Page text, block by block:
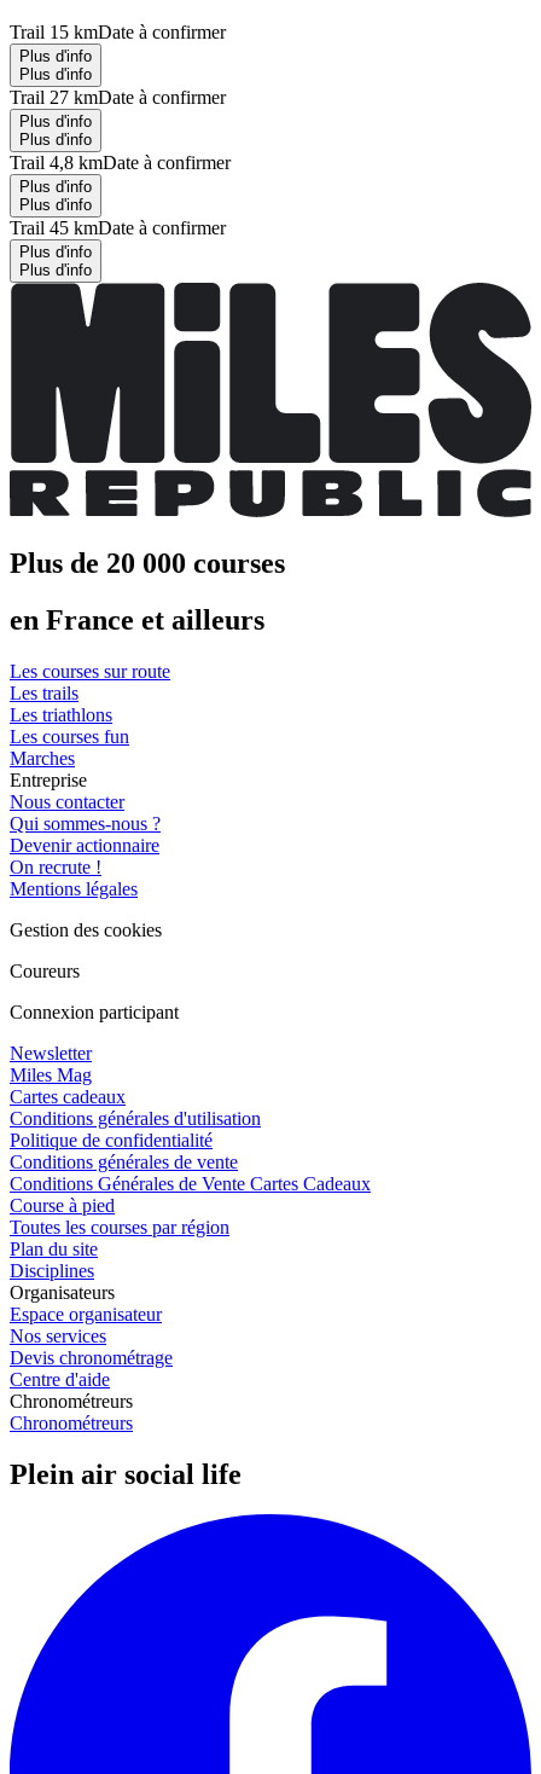
Trail 15 kmDate à confirmer
Plus d'info
Plus d'info
Trail 27 kmDate à confirmer
Plus d'info
Plus d'info
Trail 4,8 kmDate à confirmer
Plus d'info
Plus d'info
Trail 45 kmDate à confirmer
Plus d'info
Plus d'info
Plus de 20 000 courses
en France et ailleurs
Les courses sur route
Les trails
Les triathlons
Les courses fun
Marches
Entreprise
Nous contacter
Qui sommes-nous ?
Devenir actionnaire
On recrute !
Mentions légales
Gestion des cookies
Coureurs
Connexion participant
Newsletter
Miles Mag
Cartes cadeaux
Conditions générales d'utilisation
Politique de confidentialité
Conditions générales de vente
Conditions Générales de Vente Cartes Cadeaux
Course à pied
Toutes les courses par région
Plan du site
Disciplines
Organisateurs
Espace organisateur
Nos services
Devis chronométrage
Centre d'aide
Chronométreurs
Chronométreurs
Plein air social life